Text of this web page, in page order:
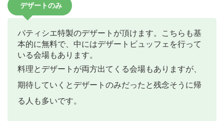
デザートのみ
パティシエ特製のデザートが頂けます。こちらも基
本的に無料で、中にはデザートビュッフェを行って
いる会場もあります。
料理とデザートが両方出てくる会場もありますが、
期待していくとデザートのみだったと残念そうに帰
る人も多いです。